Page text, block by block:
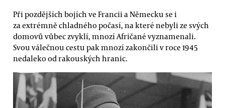
Při pozdějších bojích ve Francii a Německu se i
za extrémně chladného počasí, na které nebyli ze svých
domovů vůbec zvyklí, mnozí Afričané vyznamenali.
Svou válečnou cestu pak mnozí zakončili v roce 1945
nedaleko od rakouských hranic.